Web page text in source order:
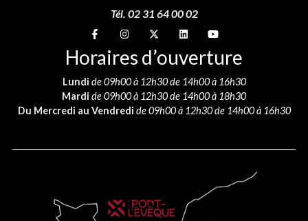
Tél. 02 31 64 00 02
Suivez-nous sur
Suivez-nous sur
Suivez-nous sur
Suivez-nous sur
Suivez-nous sur
Horaires d’ouverture
Lundi de 09h00 à 12h30 de 14h00 à 16h30
Mardi de 09h00 à 12h30 de 14h00 à 18h30
Du Mercredi au Vendredi de 09h00 à 12h30 de 14h00 à 16h30